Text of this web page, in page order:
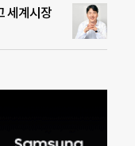
세계시장